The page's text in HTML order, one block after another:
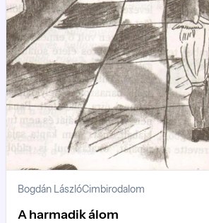
Bogdán LászlóCimbirodalom
A harmadik álom